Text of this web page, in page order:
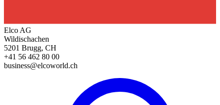
Elco AG
Wildischachen
5201 Brugg, CH
+41 56 462 80 00
business@elcoworld.ch